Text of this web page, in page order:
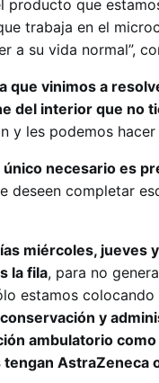
producto que
trabaja en el
a su vida normal”,
que vinimos a
del interior que no
y les podemos
único necesario es
deseen completar
miércoles, jueves
la fila, para no
estamos colocando
y
ambulatorio
AstraZeneca